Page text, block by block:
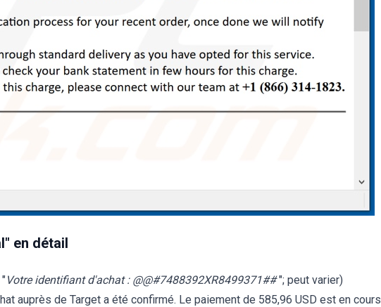
en détail
Votre identifiant d'achat : @@#7488392XR8499371## "; peut varier)
auprès de Target a été confirmé. Le paiement de 585,96 USD est en cours